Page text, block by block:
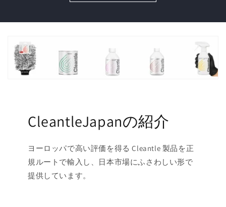
CleantleJapanの紹介
ヨーロッパで高い評価を得る Cleantle 製品を正
規ルートで輸入し、日本市場にふさわしい形で
提供しています。